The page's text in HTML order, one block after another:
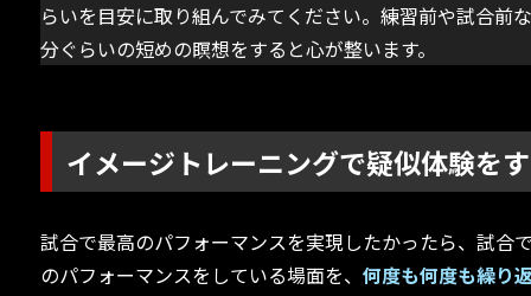
らいを目安に取り組んでみてください。練習前や試合前
分ぐらいの短めの瞑想をすると心が整います。
イメージトレーニングで疑似体験を
試合で最高のパフォーマンスを実現したかったら、試合
のパフォーマンスをしている場面を、何度も何度も繰り